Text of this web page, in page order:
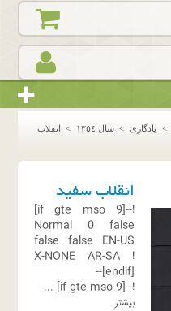
> یادگاری > سال ١٣٥٤ >
انقلاب
انقلاب سفید
!--[if gte mso 9]
Normal
0
false
false false
EN-US
X-NONE
AR-SA
!
[endif]--
!--[if gte mso 9]
...
بیشتر